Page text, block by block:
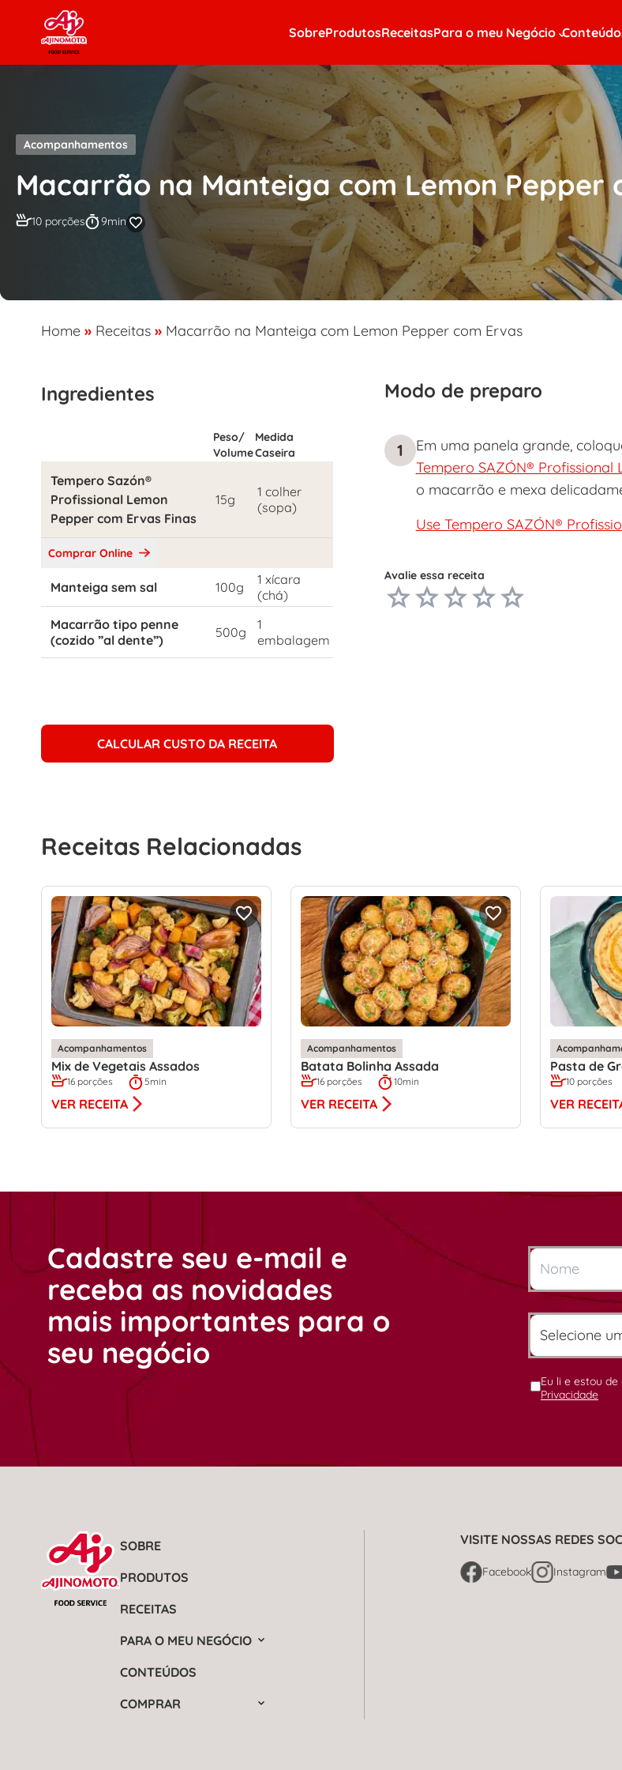
Skip to content
SobreProdutosReceitasPara o meu Negócio
Acompanhamentos
Macarrão na Manteiga com Lemon Pepper
10 porções 9min
Home » Receitas » Macarrão na Manteiga com Lemon Pepper com Ervas
Ingredientes
Peso/
Volume
Medida
Caseira
Tempero Sazón®
Profissional Lemon
Pepper com Ervas Finas
15g
1 colher
(sopa)
Comprar Online
Manteiga sem sal 100g
1 xícara
(chá)
Macarrão tipo penne
(cozido ”al dente”)
500g
1
embalagem
CALCULAR CUSTO DA RECEITA
Modo de preparo
1
Em uma panela grande,
Tempero SAZÓN®
o macarrão e mexa
Use Tempero SAZÓN®
Avalie essa receita
Receitas Relacionadas
Acompanhamentos
Mix de Vegetais Assados
16 porções 5min
VER RECEITA
Acompanhamentos
Batata Bolinha Assada
16 porções 10min
VER RECEITA
Pasta de
10 porções
VER
Cadastre seu e-mail e
receba as novidades
mais importantes para o
seu negócio
Eu li e estou
Privacidade
SOBRE
PRODUTOS
RECEITAS
PARA O MEU NEGÓCIO
CONTEÚDOS
COMPRAR
VISITE NOSSAS REDES
Facebook Instagram